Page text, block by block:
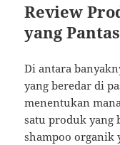
Review
yang
Di antara
yang beredar di
menentukan
satu produk yang
shampoo organik